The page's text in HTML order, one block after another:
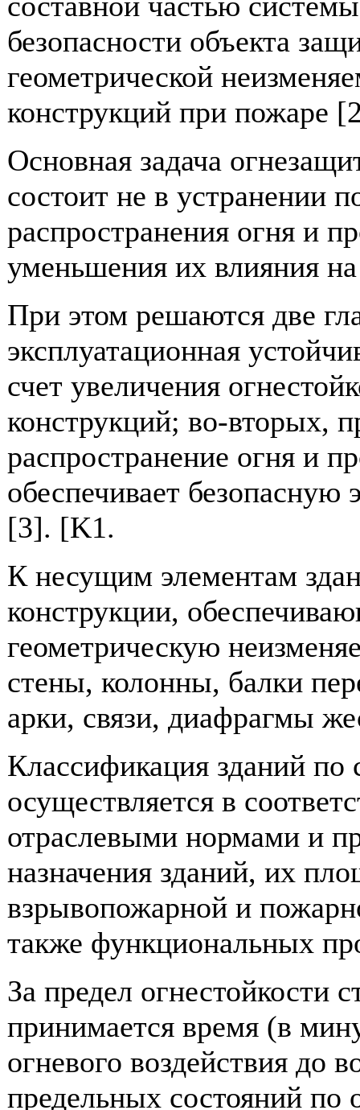
безопасности объекта
геометрической
конструкций при пожаре
Основная задача
состоит не в устранении
распространения огня и
уменьшения их влияния
При этом решаются две
эксплуатационная
счет увеличения
конструкций; во-вторых,
распространение огня и
обеспечивает безопасную
[3]. [K1.
К несущим элементам
конструкции,
геометрическую
стены, колонны, балки
арки, связи, диафрагмы
Классификация зданий по
осуществляется в
отраслевыми нормами и
назначения зданий, их
взрывопожарной и
также функциональных
За предел огнестойкости
принимается время (в
огневого воздействия до
предельных состояний по